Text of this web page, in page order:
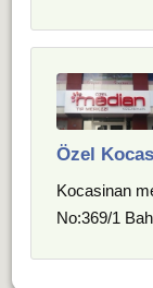
Özel
Kocasinan
No:369/1